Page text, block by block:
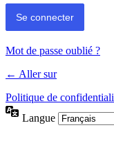
Mot de passe oublié ?
← Aller sur
Politique de
Langue